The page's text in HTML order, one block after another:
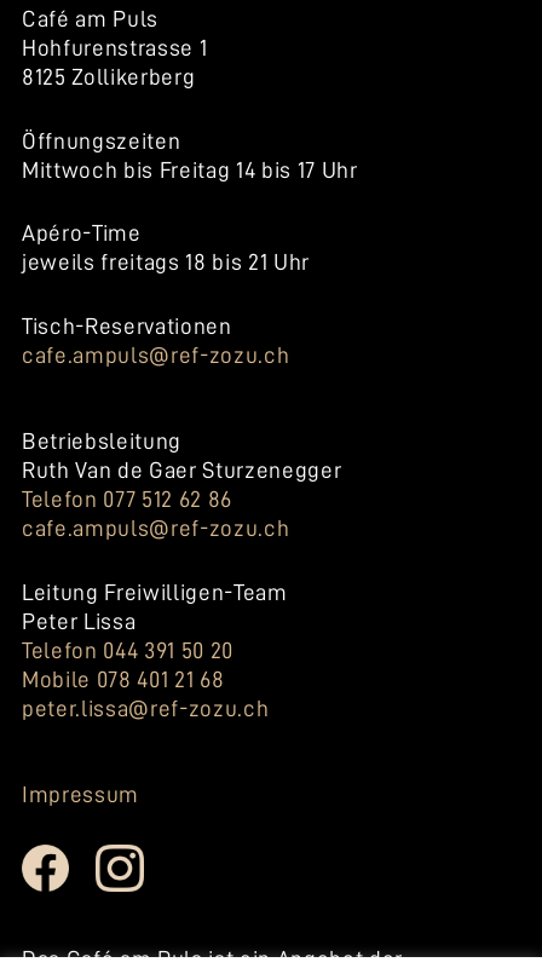
Café am Puls
Hohfurenstrasse 1
8125 Zollikerberg
Öffnungszeiten
Mittwoch bis Freitag 14 bis 17 Uhr
Apéro-Time
jeweils freitags 18 bis 21 Uhr
Tisch-Reservationen
cafe.ampuls@ref-zozu.ch
Betriebsleitung
Ruth Van de Gaer Sturzenegger
Telefon 077 512 62 86
cafe.ampuls@ref-zozu.ch
Leitung Freiwilligen-Team
Peter Lissa
Telefon 044 391 50 20
Mobile 078 401 21 68
peter.lissa@ref-zozu.ch
Impressum
Das Café am Puls ist ein Angebot der